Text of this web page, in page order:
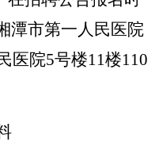
潭市第一人民医院
医院5号楼11楼110